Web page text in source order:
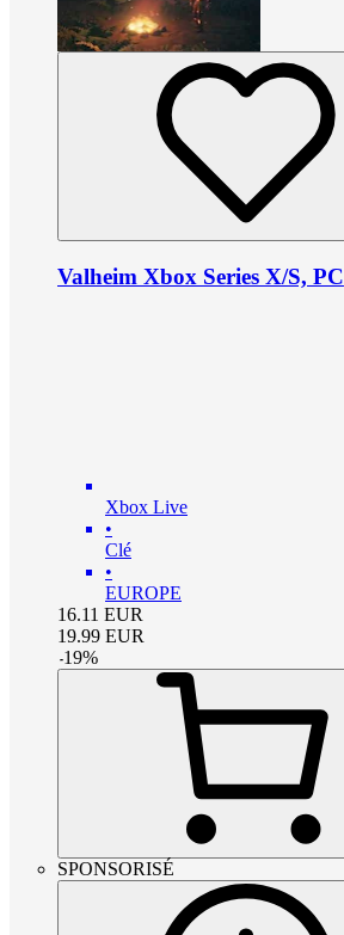
Valheim Xbox Series X/S, PC
Xbox Live
•
Clé
•
EUROPE
16.11 EUR
19.99 EUR
-19%
SPONSORISÉ